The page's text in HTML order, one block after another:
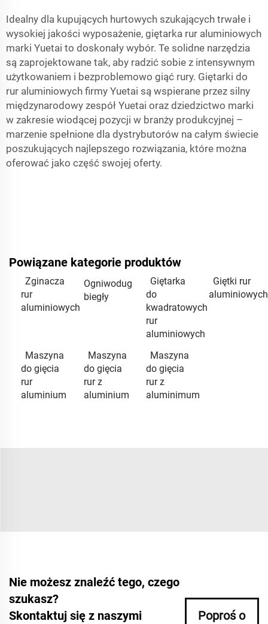
Idealny dla kupujących hurtowych szukających trwałe i
wysokiej jakości wyposażenie, giętarka rur aluminiowych
marki Yuetai to doskonały wybór. Te solidne narzędzia
są zaprojektowane tak, aby radzić sobie z intensywnym
użytkowaniem i bezproblemowo giąć rury. Giętarki do
rur aluminiowych firmy Yuetai są wspierane przez silny
międzynarodowy zespół Yuetai oraz dziedzictwo marki
w zakresie wiodącej pozycji w branży produkcyjnej –
marzenie spełnione dla dystrybutorów na całym świecie
poszukujących najlepszego rozwiązania, które można
oferować jako część swojej oferty.
Powiązane kategorie produktów
Zginacza
rur
aluminiowych
Ogniwodug
biegły
Giętarka
do
kwadratowych
rur
aluminiowych
Giętki rur
aluminiowych
Maszyna
do gięcia
rur
aluminium
Maszyna
do gięcia
rur z
aluminium
Maszyna
do gięcia
rur z
aluminimum
Nie możesz znaleźć tego, czego
szukasz?
Skontaktuj się z naszymi
Poproś o